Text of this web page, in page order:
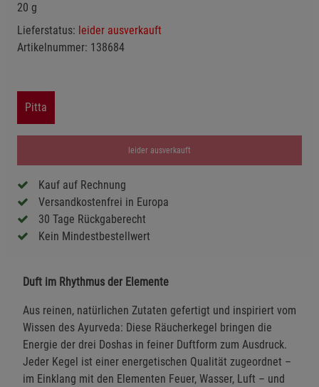
20 g
Lieferstatus: leider ausverkauft
Artikelnummer: 138684
Pitta
leider ausverkauft
Kauf auf Rechnung
Versandkostenfrei in Europa
30 Tage Rückgaberecht
Kein Mindestbestellwert
Duft im Rhythmus der Elemente
Aus reinen, natürlichen Zutaten gefertigt und inspiriert vom
Wissen des Ayurveda: Diese Räucherkegel bringen die
Energie der drei Doshas in feiner Duftform zum Ausdruck.
Jeder Kegel ist einer energetischen Qualität zugeordnet –
im Einklang mit den Elementen Feuer, Wasser, Luft – und